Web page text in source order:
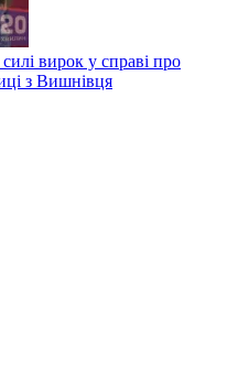
вирок у справі про
з Вишнівця